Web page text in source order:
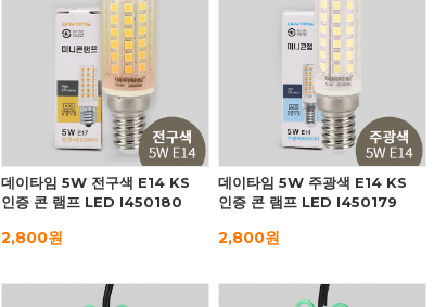
데이타임 5W 전구색 E14 KS
인증 콘 램프 LED I450180
2,800원
데이타임 5W 주광색 E14 KS
인증 콘 램프 LED I450179
2,800원